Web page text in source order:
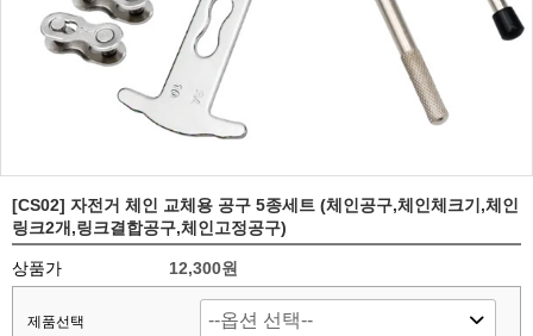
[CS02] 자전거 체인 교체용 공구 5종세트 (체인공구,체인체크기,체인
링크2개,링크결합공구,체인고정공구)
상품가 12,300원
제품선택